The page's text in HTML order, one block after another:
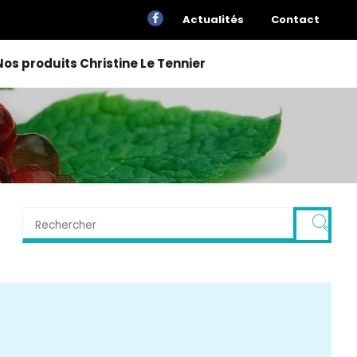
Actualités Contact
produits Christine Le Tennier